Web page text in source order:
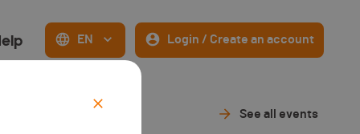
EN Login / Create an account
2025 See all events